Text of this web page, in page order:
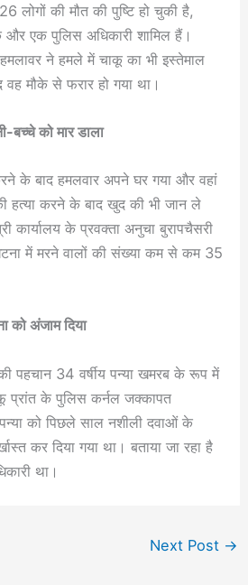
लोगों की मौत की पुष्टि हो चुकी है,
और एक पुलिस अधिकारी शामिल हैं।
हमलावर ने हमले में चाकू का भी इस्तेमाल
मौके से फरार हो गया था।
बच्चे को मार डाला
के बाद हमलवार अपने घर गया और वहां
हत्या करने के बाद खुद की भी जान ले
कार्यालय के प्रवक्ता अनुचा बुरापचैसरी
में मरने वालों की संख्या कम से कम 35
को अंजाम दिया
की पहचान 34 वर्षीय पन्या खमरब के रूप में
प्रांत के पुलिस कर्नल जक्कापत
को पिछले साल नशीली दवाओं के
कर दिया गया था। बताया जा रहा है
था।
Next Post →